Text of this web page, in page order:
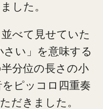
した。
べて見せていた
い」を意味する
分位の長さの小
ピッコロ四重奏
だきました。